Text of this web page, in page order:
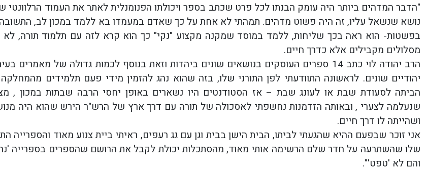
"הדבר המדהים ביותר היה עומק הבנתו לכל פרט שכתב בספר ויכולתו הפנומנלית לאתר את העמוד הרלוונטי
נושא שנשאל עליו, זה היה פשוט מדהים. תמהתי לא אחת על כך שאדם במעמדו בא ללמד במכון לב,
בפשטות- הוא ראה בכך שליחות, ללמד במוסד שמקנה מקצוע "נקי" כך הוא קרא לזה עם תלמוד תורה, לא
מסלולים מקבילים אלא כדרך חיים.
הרב יהודה לוי כתב 14 ספרים העוסקים בנושאים שונים ביהדות וזאת בנוסף לכמות גדולה של מאמרים
יהודיים שונים. לראשונה התוודעתי לפן התורני שלו, בזה שהוא נהג להזמין מידי פעם תלמידים מהמחלקה
הביתה לסעודת שבת או לעונג שבת – אז הסטודנטים היו נשארים באופן יחסי הרבה שבתות במכון ,
שנעלמה לצערי , ובאותה הזדמנות נחשפתי לאסכולה של תורה עם דרך ארץ של הרש"ר הירש שהוא היה
ושהייתה לו דרך חיים.
אני זוכר שבפעם ההיא שהגעתי לביתו, הבית הישן בבית וגן עם גג רעפים, ראיתי ביית צנוע מאוד והספרייה
שלו שהשתרעה על חדר שלם הרשימה אותי מאוד, מהסתכלות יכולת לקבל את הרושם שהספרים בספרייה
והם לא 'טפט'".